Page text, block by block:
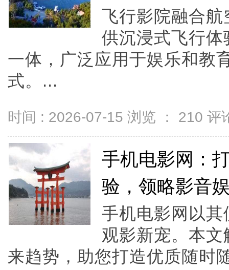
飞行影院融合
供沉浸式飞行
一体，广泛应用于娱乐和教
式。...
时间 : 2026-07-15 浏览 ： 210 评
手机电影网：
验，领略影音
手机电影网以
观影新宠。本
来趋势，助您打造优质随时